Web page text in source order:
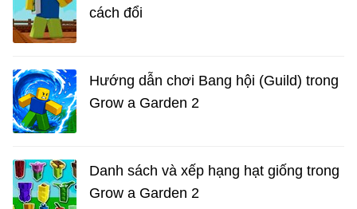
cách đổi
Hướng dẫn chơi Bang hội (Guild) trong
Grow a Garden 2
Danh sách và xếp hạng hạt giống trong
Grow a Garden 2